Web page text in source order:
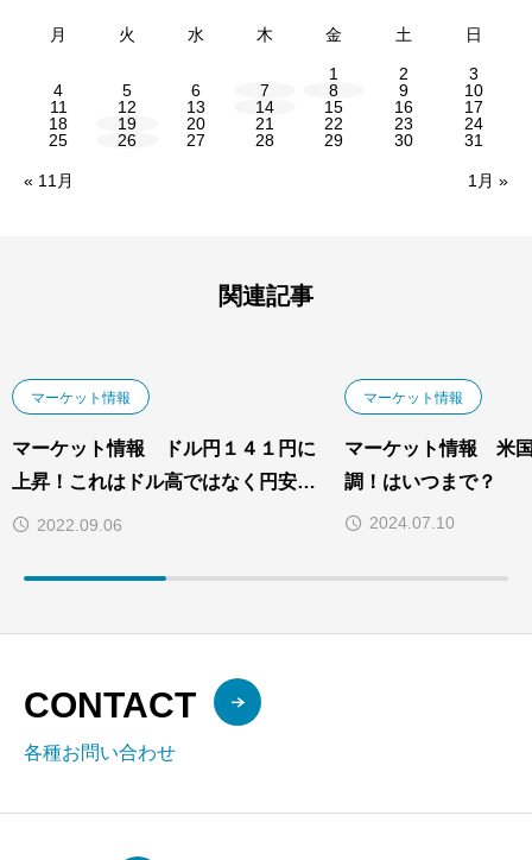
月 火 水 木 金 土 日
1 2
3
4
5 6 7 8 9
10
11
12 13 14 15 16
17
18
19 20 21 22 23
24
25
26 27 28 29 30 31
« 11月 1月 »
関連記事
マーケット情報
マーケット情報 ドル円１４１円に
上昇！これはドル高ではなく円安で
す。2022.09.06
マーケット情報
マーケット情報 米
調！はいつまで？
2024.07.10
CONTACT
各種お問い合わせ